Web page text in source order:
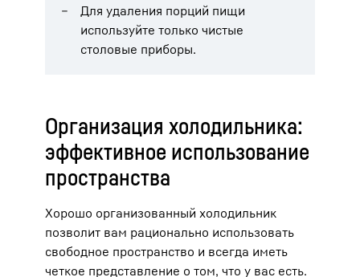
Для удаления порций пищи
используйте только чистые
столовые приборы.
Организация холодильника:
эффективное использование
пространства
Хорошо организованный холодильник
позволит вам рационально использовать
свободное пространство и всегда иметь
четкое представление о том, что у вас есть.